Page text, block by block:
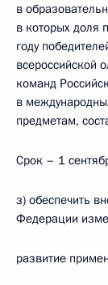
в
в которых доля
году
всероссийской
команд
в
предметам,
Срок – 1
з) обеспечить
Федерации
развитие